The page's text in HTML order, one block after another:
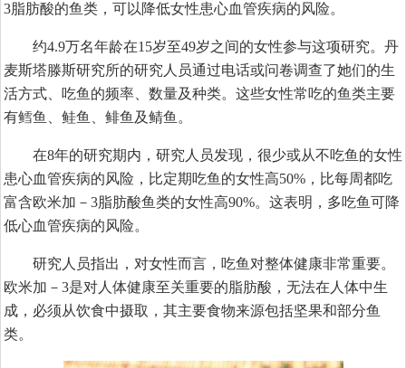
3脂肪酸的鱼类，可以降低女性患心血管疾病的风险。
约4.9万名年龄在15岁至49岁之间的女性参与这项研究。丹
麦斯塔滕斯研究所的研究人员通过电话或问卷调查了她们的生
活方式、吃鱼的频率、数量及种类。这些女性常吃的鱼类主要
有鳕鱼、鲑鱼、鲱鱼及鲭鱼。
在8年的研究期内，研究人员发现，很少或从不吃鱼的女性
患心血管疾病的风险，比定期吃鱼的女性高50%，比每周都吃
富含欧米加－3脂肪酸鱼类的女性高90%。这表明，多吃鱼可降
低心血管疾病的风险。
研究人员指出，对女性而言，吃鱼对整体健康非常重要。
欧米加－3是对人体健康至关重要的脂肪酸，无法在人体中生
成，必须从饮食中摄取，其主要食物来源包括坚果和部分鱼
类。